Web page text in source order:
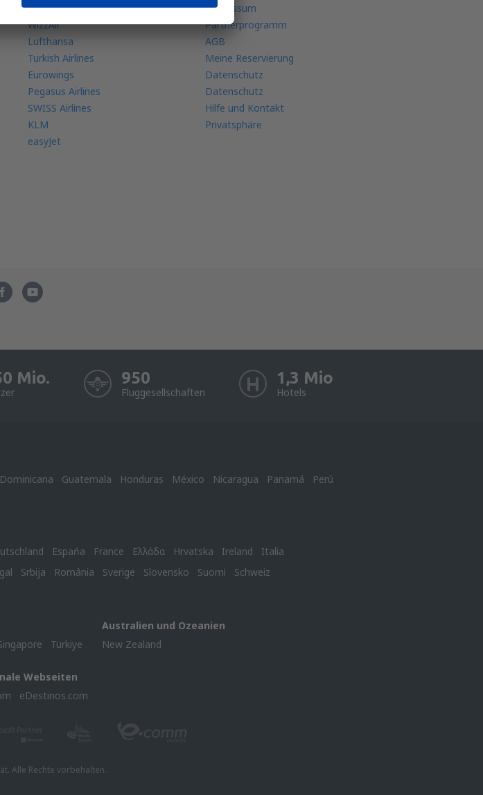
Austrian Airliens
WizzAir
Lufthansa
Turkish Airlines
Eurowings
Pegasus Airlines
SWISS Airlines
KLM
easyJet
Impressum
Partnerprogramm
AGB
Meine Reservierung
Datenschutz
Datenschutz
Hilfe und Kontakt
Privatsphäre
Mio. 950
Fluggesellschaften
1,3 Mio
Hotels
Guatemala Honduras México Nicaragua Panamá
Perú
Espańa France Ελλάδα Hrvatska Ireland
Italia
Srbija România Sverige Slovensko Suomi
Schweiz
Türkiye
Australien und Ozeanien
New Zealand
Webseiten
eDestinos.com
Alle Rechte vorbehalten.